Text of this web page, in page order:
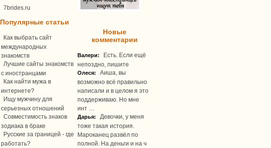
7brides.ru
Популярные статьи
Как выбрать сайт
международных
знакомств
Лучшие сайты знакомств
с иностранцами
Как найти мужа в
интернете?
Ищу мужчину для
серьезных отношений
Совместимость знаков
зодиака в браке
Русские за границей - где
работать?
Новые
комментарии
Валери: Есть. Если ещё
непоздно, пишите
Олеся:
Аиша, вы
возможно всё правильно
написали и в целом я это
поддерживаю. Но мне
инт …
Дарья:
Девочки, у меня
тоже такая история.
Мароканец развёл по
полной. На деньги и на ч